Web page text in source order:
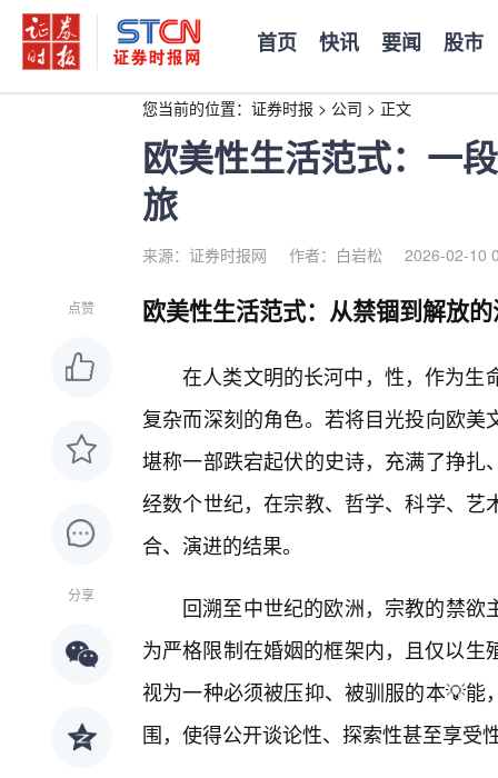
首页 快讯 要闻 股市
您当前的位置： 证券时报 > 公司 > 正文
欧美性生活范式：一
旅
来源：证券时报网 作者：白岩松 2026-02-10
点赞
分享
欧美性生活范式：从禁锢到解放
在人类文明的长河中，性，作为生
复杂而深刻的角色。若将目光投向欧
堪称一部跌宕起伏的史诗，充满了挣
经数个世纪，在宗教、哲学、科学、
合、演进的结果。
回溯至中世纪的欧洲，宗教的禁
为严格限制在婚姻的框架内，且仅以
视为一种必须被压抑、被驯服的本💡
围，使得公开谈论性、探索性甚至享受